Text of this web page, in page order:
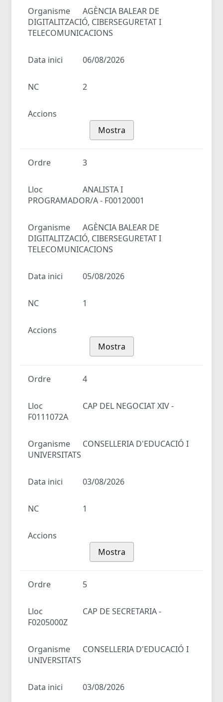
Organisme
AGÈNCIA BALEAR DE
DIGITALITZACIÓ, CIBERSEGURETAT I
TELECOMUNICACIONS
Data inici 06/08/2026
NC 2
Accions
Mostra
Ordre 3
Lloc
ANALISTA I
PROGRAMADOR/A - F00120001
Organisme
AGÈNCIA BALEAR DE
DIGITALITZACIÓ, CIBERSEGURETAT I
TELECOMUNICACIONS
Data inici 05/08/2026
NC 1
Accions
Mostra
Ordre 4
Lloc
CAP DEL NEGOCIAT XIV -
F0111072A
Organisme
CONSELLERIA D'EDUCACIÓ I
UNIVERSITATS
Data inici 03/08/2026
NC 1
Accions
Mostra
Ordre 5
Lloc
CAP DE SECRETARIA -
F0205000Z
Organisme
CONSELLERIA D'EDUCACIÓ I
UNIVERSITATS
Data inici 03/08/2026